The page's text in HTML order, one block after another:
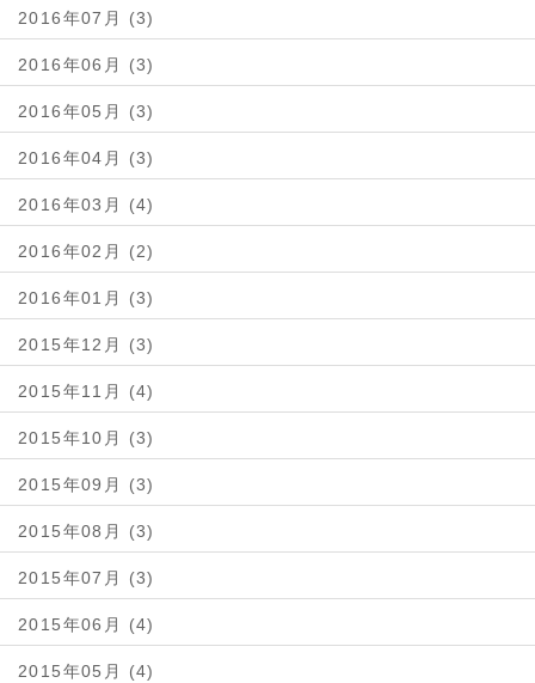
2016年07月 (3)
2016年06月 (3)
2016年05月 (3)
2016年04月 (3)
2016年03月 (4)
2016年02月 (2)
2016年01月 (3)
2015年12月 (3)
2015年11月 (4)
2015年10月 (3)
2015年09月 (3)
2015年08月 (3)
2015年07月 (3)
2015年06月 (4)
2015年05月 (4)